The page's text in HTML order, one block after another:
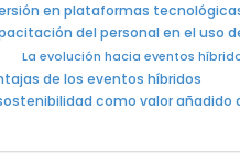
en plataformas
del personal en el uso
La evolución hacia eventos
de los eventos híbridos
como valor añadido